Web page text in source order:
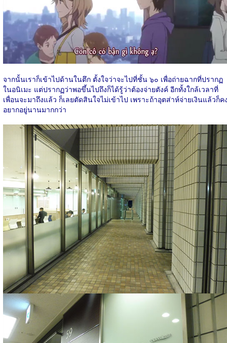
จากนั้นเราก็เข้าไปด้านในตึก ตั้งใจว่าจะไปที่ชั้น ๖๐ เพื่อถ่ายฉากที่ปรากฏ
ในอนิเมะ แต่ปรากฏว่าพอขึ้นไปถึงก็ได้รู้ว่าต้องจ่ายตังค์ อีกทั้งใกล้เวลาที่
เพื่อนจะมาถึงแล้ว ก็เลยตัดสินใจไม่เข้าไป เพราะถ้าอุตส่าห์จ่ายเงินแล้วก็ค
อยากอยู่นานมากกว่า